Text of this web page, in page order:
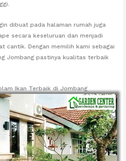
dibuat pada halaman rumah juga
secara keseluruan dan menjadi
cantik. Dengan memilih kami sebagai
Jombang pastinya kualitas terbaik
Ikan Terbaik di Jombang